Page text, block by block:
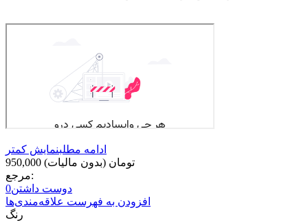
ادامه مطلبنمایش کمتر
950,000 تومان (بدون مالیات)
مرجع:
دوست داشتن0
افزودن به فهرست علاقه‌مندی‌ها
رنگ